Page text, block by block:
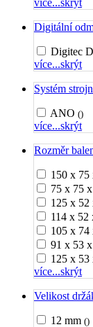
více...skrýt
Digitální
Digitec
více...skrýt
Systém
ANO ()
více...skrýt
Rozměr
150 x 75
75 x 75
125 x 52
114 x 52
105 x 74
91 x 53
125 x 53
více...skrýt
Velikost
12 mm ()